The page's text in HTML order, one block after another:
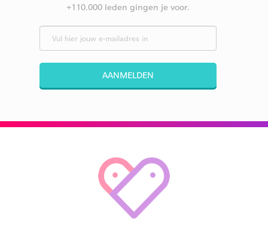
+110.000 leden gingen je voor.
AANMELDEN